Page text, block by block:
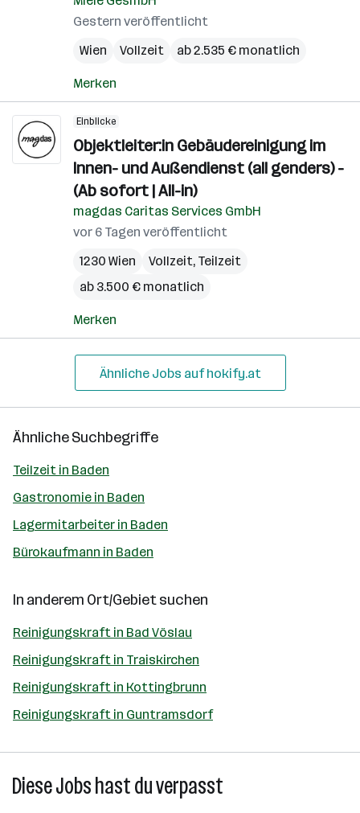
Gestern veröffentlicht
Wien
Vollzeit ab 2.535 € monatlich
Merken
Einblicke
Objektleiter:in Gebäudereinigung im
Innen- und Außendienst (all genders) -
(Ab sofort | All-in)
magdas Caritas Services GmbH
vor 6 Tagen veröffentlicht
1230 Wien
Vollzeit, Teilzeit
ab 3.500 € monatlich
Merken
Ähnliche Jobs auf hokify.at
Ähnliche Suchbegriffe
Teilzeit in Baden
Gastronomie in Baden
Lagermitarbeiter in Baden
Bürokaufmann in Baden
In anderem Ort/Gebiet suchen
Reinigungskraft in Bad Vöslau
Reinigungskraft in Traiskirchen
Reinigungskraft in Kottingbrunn
Reinigungskraft in Guntramsdorf
Diese Jobs hast du verpasst